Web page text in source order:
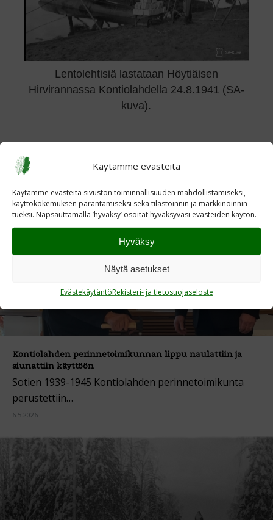
Käytämme evästeitä
Käytämme evästeitä sivuston toiminnallisuuden mahdollistamiseksi,
käyttökokemuksen parantamiseksi sekä tilastoinnin ja markkinoinnin
tueksi. Napsauttamalla ’hyvaksy’ osoitat hyväksyväsi evästeiden käytön.
Hyväksy
Näytä asetukset
EvästekäytäntöRekisteri- ja tietosuojaseloste
Lentolehtisiä lastataan Höytiäisen
Hirvirannassa Kontiolahdella 24.8.1941 (SA-
kuva).
Ajankohtaista Kontiolahdella
Kontiolahden perinnetoimikunnan lippu naulattiin ja
siunattiin käyttöön
Sotien 1939-1945 Kontiolahden perinnetoimikunta
perustettiin…
6.5.2026